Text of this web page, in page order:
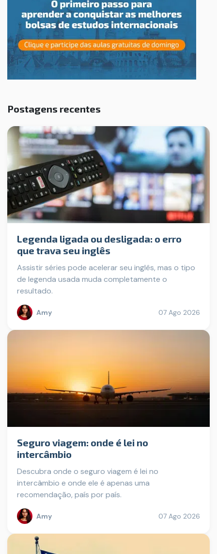
Postagens recentes
Legenda ligada ou desligada: o erro
que trava seu inglês
Assistir séries pode acelerar seu inglês, mas o tipo
de legenda usada muda completamente o
resultado.
Amy 07 Ago 2026
Seguro viagem: onde é lei no
intercâmbio
Descubra onde o seguro viagem é lei no
intercâmbio e onde ele é apenas uma
recomendação, país por país.
Amy 07 Ago 2026